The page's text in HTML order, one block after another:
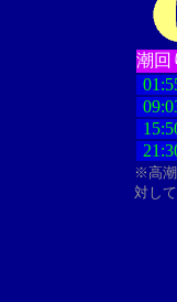
潮回
※高潮
対し